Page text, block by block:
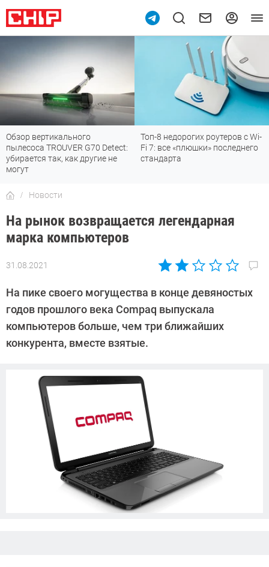
Обзор вертикального
пылесоса TROUVER G70 Detect:
убирается так, как другие не
могут
Топ-8 недорогих роутеров с Wi-
Fi 7: все «плюшки» последнего
стандарта
Новости
На рынок возвращается легендарная
марка компьютеров
31.08.2021
Автор:
Кошик
На пике своего могущества в конце девяностых
годов прошлого века Compaq выпускала
компьютеров больше, чем три ближайших
конкурента, вместе взятые.